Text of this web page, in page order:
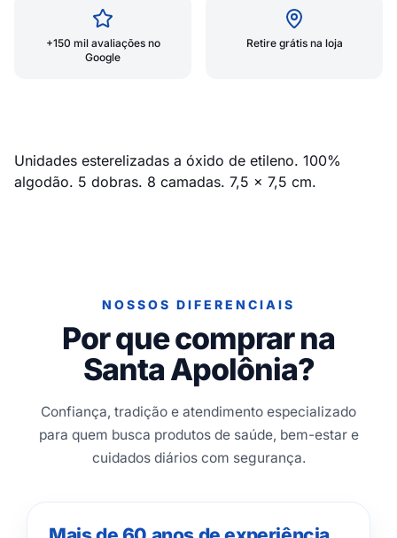
+150 mil avaliações no
Google
Retire grátis na loja
Unidades esterelizadas a óxido de etileno. 100%
algodão. 5 dobras. 8 camadas. 7,5 x 7,5 cm.
NOSSOS DIFERENCIAIS
Por que comprar na
Santa Apolônia?
Confiança, tradição e atendimento especializado
para quem busca produtos de saúde, bem-estar e
cuidados diários com segurança.